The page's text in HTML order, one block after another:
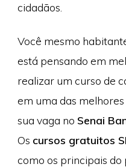
cidadãos.
Você mesmo
está pensando em
realizar um curso de
em uma das
sua vaga no Senai
Os cursos gratuitos
como os principais do